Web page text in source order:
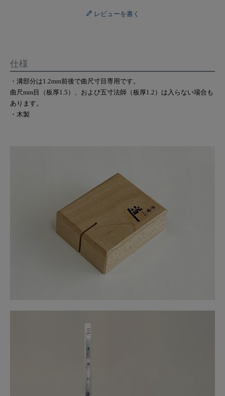
レビューを書く
仕様
・溝部分は1.2mm前後で曲尺寸目専用です。
曲尺mm目（板厚1.5）、および五寸法師（板厚1.2）は入らない場合も
あります。
・木製